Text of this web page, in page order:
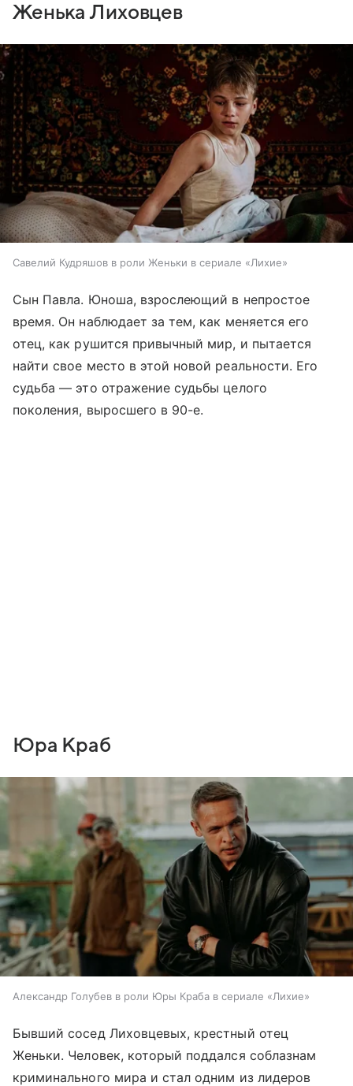
Женька Лиховцев
Савелий Кудряшов в роли Женьки в сериале «Лихие»
Сын Павла. Юноша, взрослеющий в непростое
время. Он наблюдает за тем, как меняется его
отец, как рушится привычный мир, и пытается
найти свое место в этой новой реальности. Его
судьба — это отражение судьбы целого
поколения, выросшего в 90-е.
Юра Краб
Александр Голубев в роли Юры Краба в сериале «Лихие»
Бывший сосед Лиховцевых, крестный отец
Женьки. Человек, который поддался соблазнам
криминального мира и стал одним из лидеров